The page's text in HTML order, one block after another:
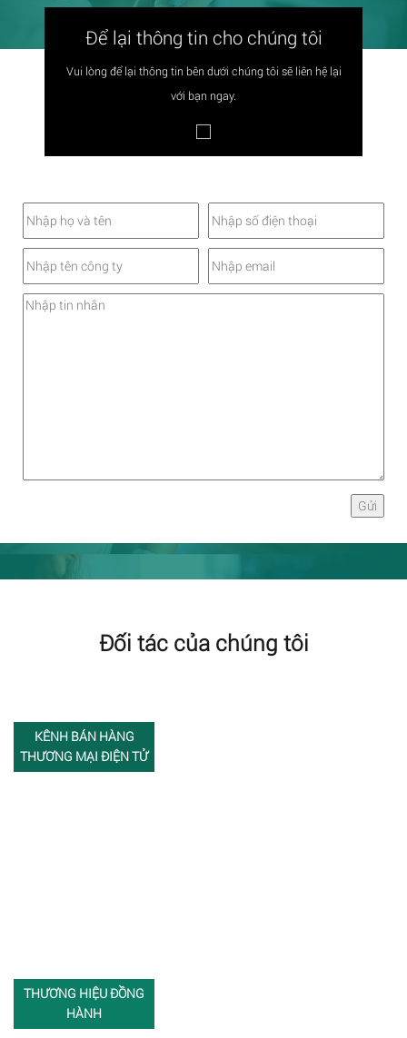
Để lại thông tin cho chúng tôi
Vui lòng để lại thông tin bên dưới chúng tôi sẽ liên hệ lại
với bạn ngay.
Đối tác của chúng tôi
KÊNH BÁN HÀNG
THƯƠNG MẠI ĐIỆN TỬ
THƯƠNG HIỆU ĐỒNG
HÀNH